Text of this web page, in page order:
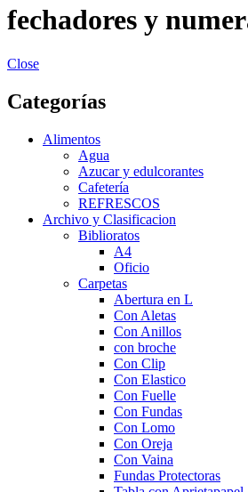
fechadores y
Close
Categorías
Alimentos
Agua
Azucar y edulcorantes
Cafetería
REFRESCOS
Archivo y Clasificacion
Biblioratos
A4
Oficio
Carpetas
Abertura en L
Con Aletas
Con Anillos
con broche
Con Clip
Con Elastico
Con Fuelle
Con Fundas
Con Lomo
Con Oreja
Con Vaina
Fundas Protectoras